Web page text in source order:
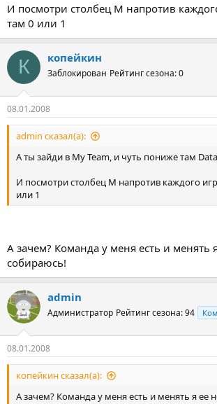
И посмотри столбец M напротив
там 0 или 1
К копейкин
Заблокирован Рейтинг сезона: 0
08.01.2008
admin сказал(а):
А ты зайди в My Team, и чуть пониже там
И посмотри столбец M напротив каждого
или 1
А зачем? Команда у меня есть и менять
собираюсь!
admin
Администратор Рейтинг сезона: 94
08.01.2008
копейкин сказал(а):
А зачем? Команда у меня есть и менять я ее